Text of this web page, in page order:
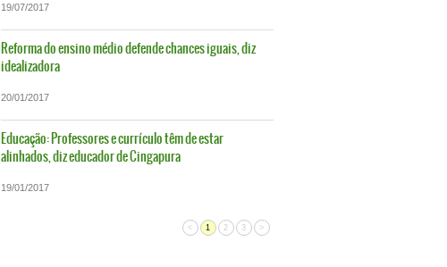
19/07/2017
Reforma do ensino médio defende chances iguais, diz
idealizadora
20/01/2017
Educação: Professores e currículo têm de estar
alinhados, diz educador de Cingapura
19/01/2017
< 1 2 3 >